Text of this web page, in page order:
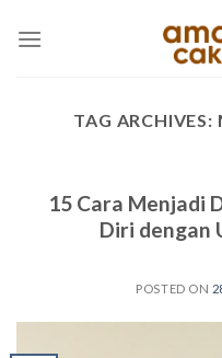
TAG ARCHIVES:
15 Cara Menjadi
Diri dengan
POSTED ON